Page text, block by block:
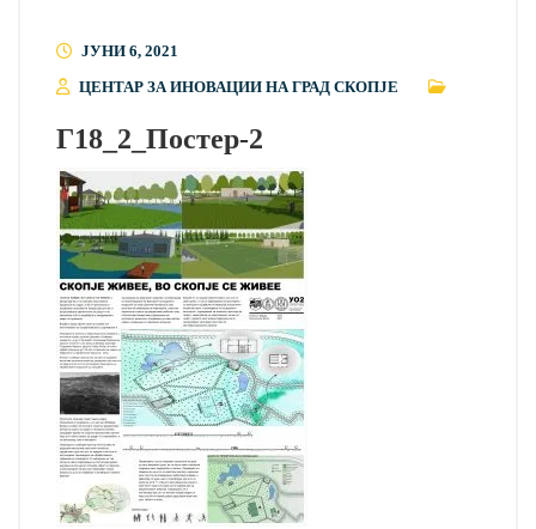
ЈУНИ 6, 2021
ЦЕНТАР ЗА ИНОВАЦИИ НА ГРАД СКОПЈЕ
Г18_2_Постер-2